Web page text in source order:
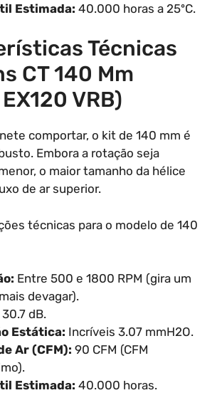
Estimada: 40.000 horas a 25ºC.
Técnicas
CT 140 Mm
VRB)
comportar, o kit de 140 mm é
Embora a rotação seja
o maior tamanho da hélice
de ar superior.
técnicas para o modelo de 140
Entre 500 e 1800 RPM (gira um
devagar).
30.7 dB.
Estática: Incríveis 3.07 mmH2O.
Ar (CFM): 90 CFM (CFM
Estimada: 40.000 horas.